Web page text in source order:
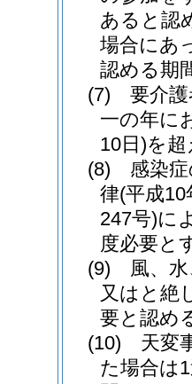
あると認
場合にあ
認める期
(7)
要介
一の年に
10日)を
(8)
感染
律(平成10
247号)に
度必要と
(9)
風、
又はと絶
要と認め
(10)
天変
た場合は